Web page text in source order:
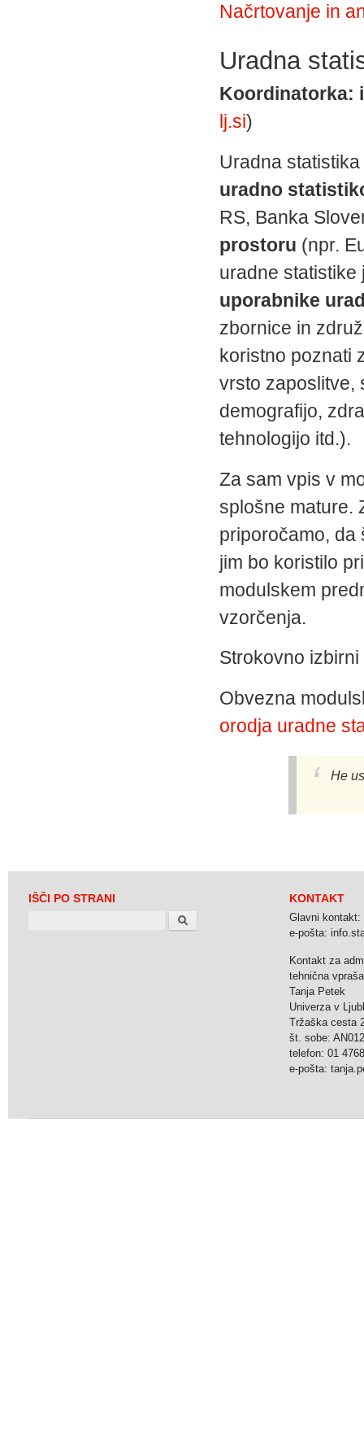
Načrtovanje in
Uradna
Koordinatorka:
lj.si)
Uradna
uradno
RS, Banka
prostoru (npr.
uradne statistike
uporabnike
zbornice in
koristno poznati
vrsto zaposlitve,
demografijo,
tehnologijo itd.).
Za sam vpis v
splošne mature.
priporočamo,
jim bo koristilo
modulskem
vzorčenja.
Strokovno
Obvezna
orodja uradne
He
IŠČI PO STRANI
Search
KONTAKT
Glavni kontakt:
e-pošta:
Kontakt za
tehnična
Tanja Petek
Univerza v
Tržaška cesta
št. sobe:
telefon: 01
e-pošta: